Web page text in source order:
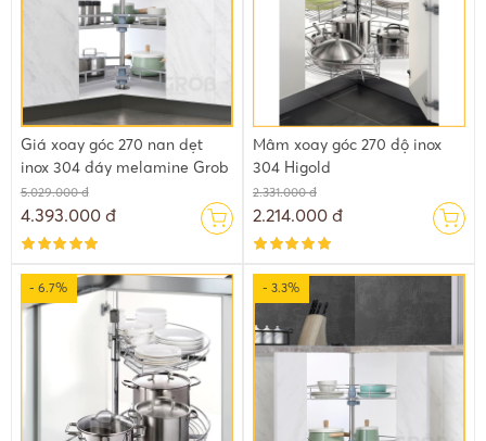
Giá xoay góc 270 nan dẹt
inox 304 đáy melamine Grob
5.029.000 đ
4.393.000 đ
Mâm xoay góc 270 độ inox
304 Higold
2.331.000 đ
2.214.000 đ
- 6.7% - 3.3%